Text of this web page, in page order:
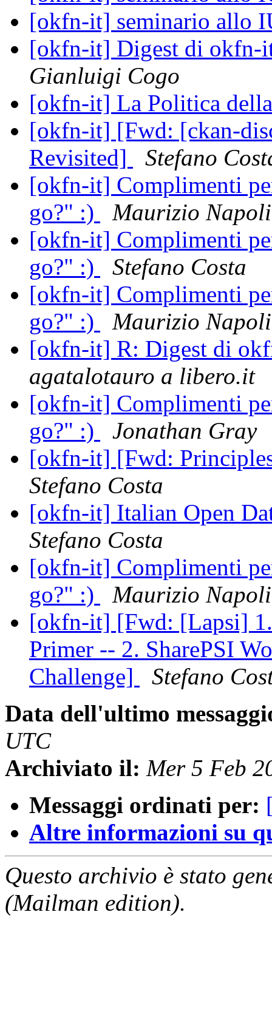
[okfn-it] seminario allo
[okfn-it] Digest di okfn-
Gianluigi Cogo
[okfn-it] La Politica
[okfn-it] [Fwd: [ckan-
Revisited]
Stefano
[okfn-it] Complimenti
go?" :)
Maurizio
[okfn-it] Complimenti
go?" :)
Stefano Costa
[okfn-it] Complimenti
go?" :)
Maurizio
[okfn-it] R: Digest di
agatalotauro a libero.it
[okfn-it] Complimenti
go?" :)
Jonathan Gray
[okfn-it] [Fwd:
Stefano Costa
[okfn-it] Italian Open
Stefano Costa
[okfn-it] Complimenti
go?" :)
Maurizio
[okfn-it] [Fwd: [Lapsi]
Primer -- 2. SharePSI
Challenge]
Stefano
Data dell'ultimo
UTC
Archiviato il: Mer 5 Feb
Messaggi ordinati per:
Altre informazioni su
Questo archivio è stato
(Mailman edition).